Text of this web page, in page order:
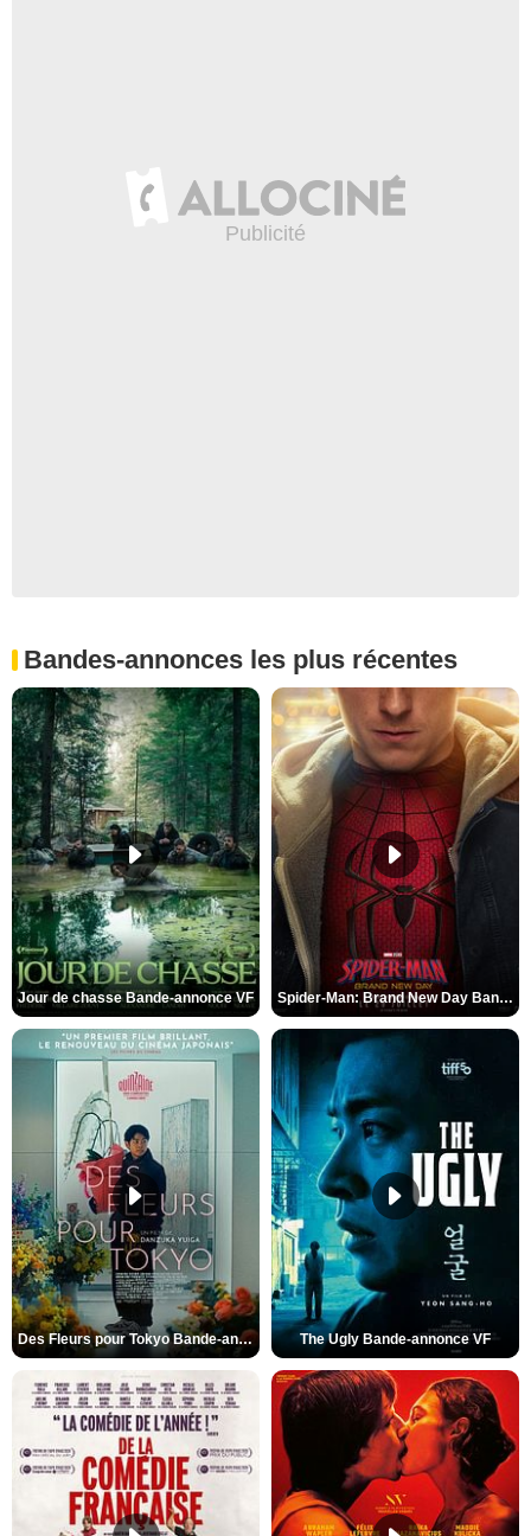
Bandes-annonces les plus récentes
Jour de chasse Bande-annonce VF Spider-Man: Brand New Day Bande-annonce (3) VO STFR
Des Fleurs pour Tokyo Bande-annonce VO STFR The Ugly Bande-annonce VF